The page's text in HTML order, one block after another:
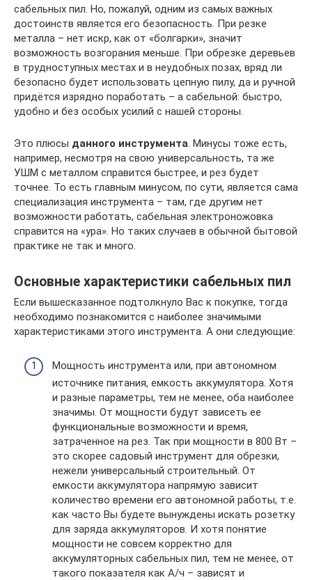
сабельных пил. Но, пожалуй, одним из самых важных
достоинств является его безопасность. При резке
металла – нет искр, как от «болгарки», значит
возможность возгорания меньше. При обрезке деревьев
в трудноступных местах и в неудобных позах, вряд ли
безопасно будет использовать цепную пилу, да и ручной
придётся изрядно поработать – а сабельной: быстро,
удобно и без особых усилий с нашей стороны.
Это плюсы данного инструмента. Минусы тоже есть,
например, несмотря на свою универсальность, та же
УШМ с металлом справится быстрее, и рез будет
точнее. То есть главным минусом, по сути, является сама
специализация инструмента – там, где другим нет
возможности работать, сабельная электроножовка
справится на «ура». Но таких случаев в обычной бытовой
практике не так и много.
Основные характеристики сабельных пил
Если вышесказанное подтолкнуло Вас к покупке, тогда
необходимо познакомится с наиболее значимыми
характеристиками этого инструмента. А они следующие:
Мощность инструмента или, при автономном
источнике питания, емкость аккумулятора. Хотя
и разные параметры, тем не менее, оба наиболее
значимы. От мощности будут зависеть ее
функциональные возможности и время,
затраченное на рез. Так при мощности в 800 Вт –
это скорее садовый инструмент для обрезки,
нежели универсальный строительный. От
емкости аккумулятора напрямую зависит
количество времени его автономной работы, т.е.
как часто Вы будете вынуждены искать розетку
для заряда аккумуляторов. И хотя понятие
мощности не совсем корректно для
аккумуляторных сабельных пил, тем не менее, от
такого показателя как А/ч – зависят и